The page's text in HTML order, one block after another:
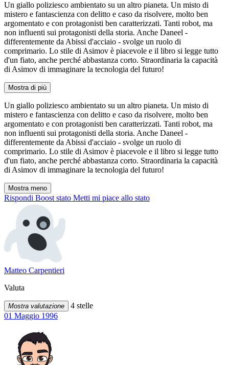
Un giallo poliziesco ambientato su un altro pianeta. Un misto di
mistero e fantascienza con delitto e caso da risolvere, molto ben
argomentato e con protagonisti ben caratterizzati. Tanti robot, ma
non influenti sui protagonisti della storia. Anche Daneel -
differentemente da Abissi d'acciaio - svolge un ruolo di
comprimario. Lo stile di Asimov è piacevole e il libro si legge tutto
d'un fiato, anche perché abbastanza corto. Straordinaria la capacità
di Asimov di immaginare la tecnologia del futuro!
Mostra di più
Un giallo poliziesco ambientato su un altro pianeta. Un misto di
mistero e fantascienza con delitto e caso da risolvere, molto ben
argomentato e con protagonisti ben caratterizzati. Tanti robot, ma
non influenti sui protagonisti della storia. Anche Daneel -
differentemente da Abissi d'acciaio - svolge un ruolo di
comprimario. Lo stile di Asimov è piacevole e il libro si legge tutto
d'un fiato, anche perché abbastanza corto. Straordinaria la capacità
di Asimov di immaginare la tecnologia del futuro!
Mostra meno
Rispondi Boost stato Metti mi piace allo stato
Matteo Carpentieri
Valuta
Mostra valutazione
4 stelle
01 Maggio 1996